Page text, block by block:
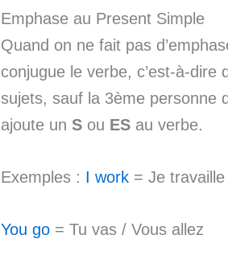
Emphase au Present Simple
Quand on ne fait pas
conjugue le verbe, c’est-à-dire
sujets, sauf la 3ème personne
ajoute un S ou ES au verbe.
Exemples : I work = Je travaille
You go = Tu vas / Vous allez